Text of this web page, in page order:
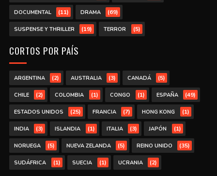
DOCUMENTAL (11) DRAMA (69)
SUSPENSE Y THRILLER (19) TERROR (5)
CORTOS POR PAÍS
ARGENTINA (2) AUSTRALIA (3) CANADÁ (5)
CHILE (2) COLOMBIA (1) CONGO (1) ESPAÑA (49)
ESTADOS UNIDOS (25) FRANCIA (7) HONG KONG (1)
INDIA (3) ISLANDIA (1) ITALIA (3) JAPÓN (1)
NORUEGA (5) NUEVA ZELANDA (5) REINO UNIDO (35)
SUDÁFRICA (1) SUECIA (1) UCRANIA (2)